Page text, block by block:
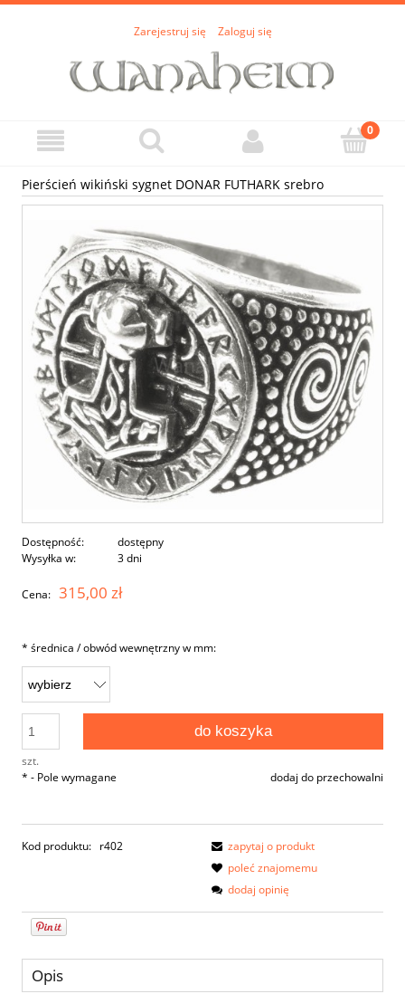
Zarejestruj się Zaloguj się
Pierścień wikiński sygnet DONAR FUTHARK srebro
Dostępność:
dostępny
Wysyłka w:
3 dni
Cena: 315,00 zł
* średnica / obwód wewnętrzny w mm:
szt.
do koszyka
dodaj do przechowalni
* - Pole wymagane
Kod produktu: r402
zapytaj o produkt
poleć znajomemu
dodaj opinię
Opis